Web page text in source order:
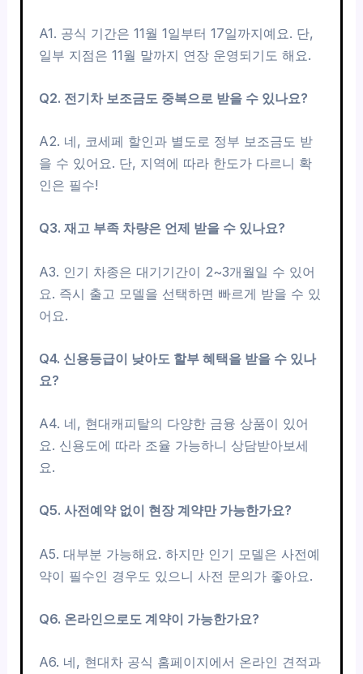
A1. 공식 기간은 11월 1일부터 17일까지예요. 단,
일부 지점은 11월 말까지 연장 운영되기도 해요.
Q2. 전기차 보조금도 중복으로 받을 수 있나요?
A2. 네, 코세페 할인과 별도로 정부 보조금도 받
을 수 있어요. 단, 지역에 따라 한도가 다르니 확
인은 필수!
Q3. 재고 부족 차량은 언제 받을 수 있나요?
A3. 인기 차종은 대기기간이 2~3개월일 수 있어
요. 즉시 출고 모델을 선택하면 빠르게 받을 수 있
어요.
Q4. 신용등급이 낮아도 할부 혜택을 받을 수 있나
요?
A4. 네, 현대캐피탈의 다양한 금융 상품이 있어
요. 신용도에 따라 조율 가능하니 상담받아보세
요.
Q5. 사전예약 없이 현장 계약만 가능한가요?
A5. 대부분 가능해요. 하지만 인기 모델은 사전예
약이 필수인 경우도 있으니 사전 문의가 좋아요.
Q6. 온라인으로도 계약이 가능한가요?
A6. 네, 현대차 공식 홈페이지에서 온라인 견적과